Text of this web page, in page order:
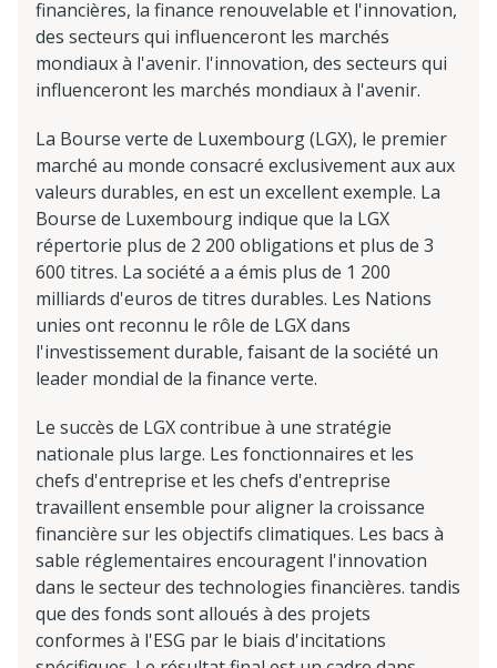
financières, la finance renouvelable et l'innovation,
des secteurs qui influenceront les marchés
mondiaux à l'avenir. l'innovation, des secteurs qui
influenceront les marchés mondiaux à l'avenir.
La Bourse verte de Luxembourg (LGX), le premier
marché au monde consacré exclusivement aux aux
valeurs durables, en est un excellent exemple. La
Bourse de Luxembourg indique que la LGX
répertorie plus de 2 200 obligations et plus de 3
600 titres. La société a a émis plus de 1 200
milliards d'euros de titres durables. Les Nations
unies ont reconnu le rôle de LGX dans
l'investissement durable, faisant de la société un
leader mondial de la finance verte.
Le succès de LGX contribue à une stratégie
nationale plus large. Les fonctionnaires et les
chefs d'entreprise et les chefs d'entreprise
travaillent ensemble pour aligner la croissance
financière sur les objectifs climatiques. Les bacs à
sable réglementaires encouragent l'innovation
dans le secteur des technologies financières. tandis
que des fonds sont alloués à des projets
conformes à l'ESG par le biais d'incitations